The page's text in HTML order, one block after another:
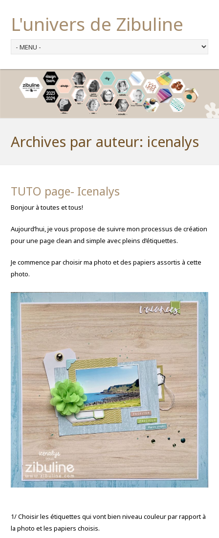
L'univers de Zibuline
Archives par auteur: icenalys
TUTO page- Icenalys
Bonjour à toutes et tous!
Aujourd’hui, je vous propose de suivre mon processus de création
pour une page clean and simple avec pleins d’étiquettes.
Je commence par choisir ma photo et des papiers assortis à cette
photo.
1/ Choisir les étiquettes qui vont bien niveau couleur par rapport à
la photo et les papiers choisis.